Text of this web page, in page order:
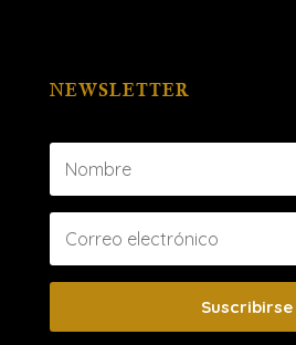
NEWSLETTER
Suscribirse